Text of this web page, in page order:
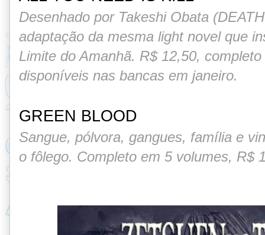
Desenhado por Takeshi Obata
adaptação da mesma light novel que
Limite do Amanhã. R$ 12,50,
disponíveis nas bancas em janeiro.
GREEN BLOOD
Sangue, pólvora, gangues, família e
o fôlego. Completo em 5 volumes, R$